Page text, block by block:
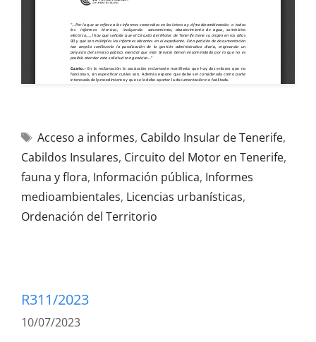
Acceso a informes, Cabildo Insular de Tenerife,
Cabildos Insulares, Circuito del Motor en Tenerife,
fauna y flora, Información pública, Informes
medioambientales, Licencias urbanísticas,
Ordenación del Territorio
R311/2023
10/07/2023